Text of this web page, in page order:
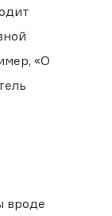
«О
вроде